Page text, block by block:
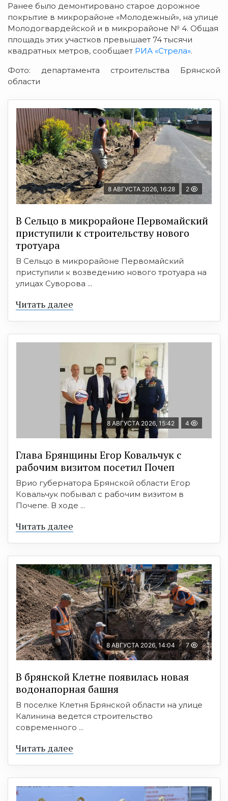
Ранее было демонтировано старое дорожное
покрытие в микрорайоне «Молодежный», на улице
Молодогвардейской и в микрорайоне № 4. Общая
площадь этих участков превышает 74 тысячи
квадратных метров, сообщает РИА «Стрела».
Фото: департамента строительства Брянской
области
8 АВГУСТА 2026, 16:28 2
В Сельцо в микрорайоне Первомайский
приступили к строительству нового
тротуара
В Сельцо в микрорайоне Первомайский
приступили к возведению нового тротуара на
улицах Суворова ...
Читать далее
8 АВГУСТА 2026, 15:42 4
Глава Брянщины Егор Ковальчук с
рабочим визитом посетил Почеп
Врио губернатора Брянской области Егор
Ковальчук побывал с рабочим визитом в
Почепе. В ходе ...
Читать далее
8 АВГУСТА 2026, 14:04 7
В брянской Клетне появилась новая
водонапорная башня
В поселке Клетня Брянской области на улице
Калинина ведется строительство
современного ...
Читать далее